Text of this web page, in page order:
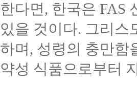
한다면, 한국은 FAS
있을 것이다. 그리스
하며, 성령의 충만함
약성 식품으로부터